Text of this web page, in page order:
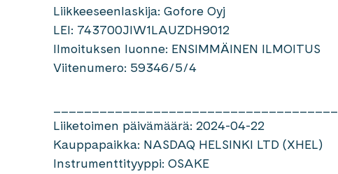
Liikkeeseenlaskija: Gofore Oyj
LEI: 743700JIW1LAUZDH9012
Ilmoituksen luonne: ENSIMMÄINEN ILMOITUS
Viitenumero: 59346/5/4
Liiketoimen päivämäärä: 2024-04-22
Kauppapaikka: NASDAQ HELSINKI LTD (XHEL)
Instrumenttityyppi: OSAKE